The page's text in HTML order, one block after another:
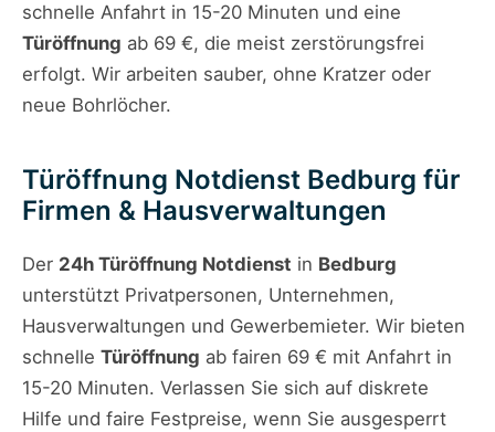
schnelle Anfahrt in 15-20 Minuten und eine
Türöffnung ab 69 €, die meist zerstörungsfrei
erfolgt. Wir arbeiten sauber, ohne Kratzer oder
neue Bohrlöcher.
Türöffnung Notdienst Bedburg für
Firmen & Hausverwaltungen
Der 24h Türöffnung Notdienst in Bedburg
unterstützt Privatpersonen, Unternehmen,
Hausverwaltungen und Gewerbemieter. Wir bieten
schnelle Türöffnung ab fairen 69 € mit Anfahrt in
15-20 Minuten. Verlassen Sie sich auf diskrete
Hilfe und faire Festpreise, wenn Sie ausgesperrt